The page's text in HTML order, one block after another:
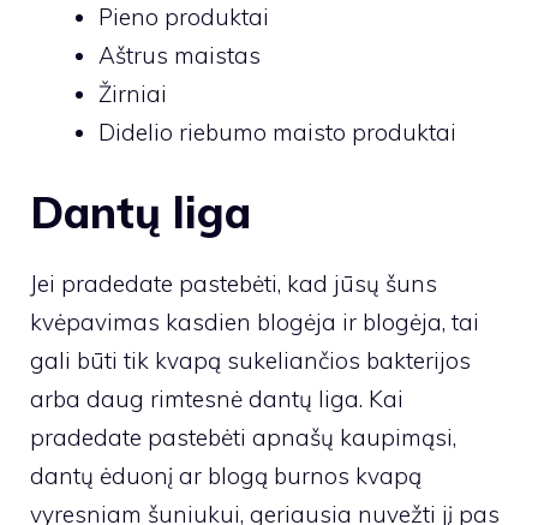
Pieno produktai
Aštrus maistas
Žirniai
Didelio riebumo maisto produktai
Dantų liga
Jei pradedate pastebėti, kad jūsų šuns
kvėpavimas kasdien blogėja ir blogėja, tai
gali būti tik kvapą sukeliančios bakterijos
arba daug rimtesnė dantų liga. Kai
pradedate pastebėti apnašų kaupimąsi,
dantų ėduonį ar blogą burnos kvapą
vyresniam šuniukui, geriausia nuvežti jį pas